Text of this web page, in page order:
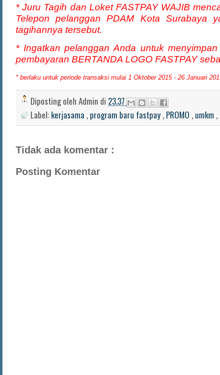
* Juru Tagih dan Loket FASTPAY WAJIB
Telepon pelanggan PDAM Kota Surabaya
tagihannya tersebut.
* Ingatkan pelanggan Anda untuk
pembayaran BERTANDA LOGO FASTPAY
* berlaku untuk periode transaksi mulai 1 Oktober 2015 - 26 Januari
Diposting oleh Admin di 23.37
Label: kerjasama , program baru fastpay , PROMO , umkm ,
Tidak ada komentar :
Posting Komentar